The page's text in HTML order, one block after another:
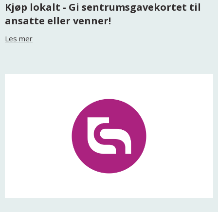
Kjøp lokalt - Gi sentrumsgavekortet til
ansatte eller venner!
Les mer